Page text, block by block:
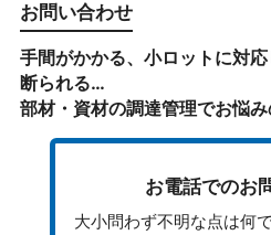
お問い合わせ
手間がかかる、小ロットに対
断られる…
部材・資材の調達管理でお悩み
お電話でのお
大小問わず不明な点は何